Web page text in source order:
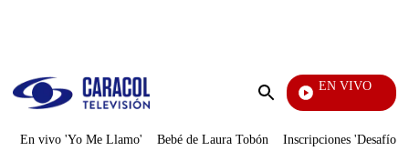
Enviar
EN VIVO
Televentas
En vivo 'Yo Me Llamo' Bebé de Laura Tobón Inscripciones 'Desafío'